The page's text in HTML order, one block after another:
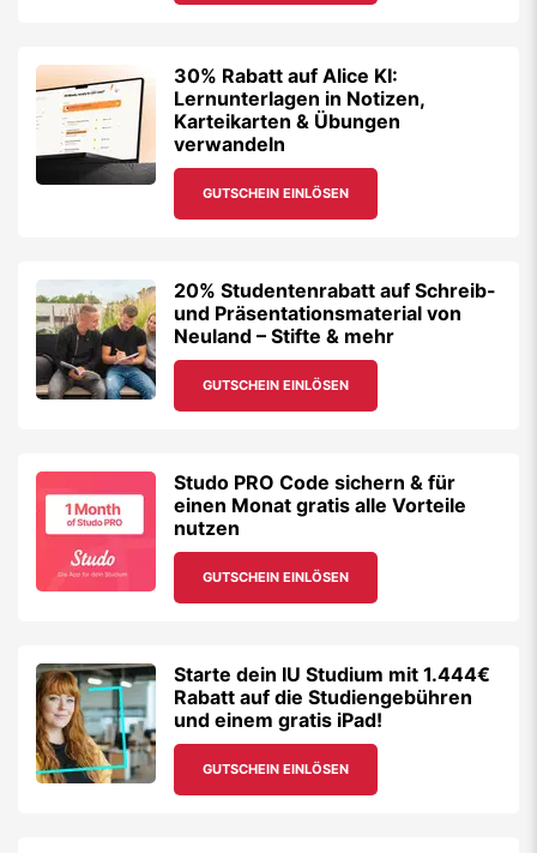
30% Rabatt auf Alice KI:
Lernunterlagen in Notizen,
Karteikarten & Übungen
verwandeln
GUTSCHEIN EINLÖSEN
20% Studentenrabatt auf Schreib-
und Präsentationsmaterial von
Neuland – Stifte & mehr
GUTSCHEIN EINLÖSEN
Studo PRO Code sichern & für
einen Monat gratis alle Vorteile
nutzen
GUTSCHEIN EINLÖSEN
Starte dein IU Studium mit 1.444€
Rabatt auf die Studiengebühren
und einem gratis iPad!
GUTSCHEIN EINLÖSEN